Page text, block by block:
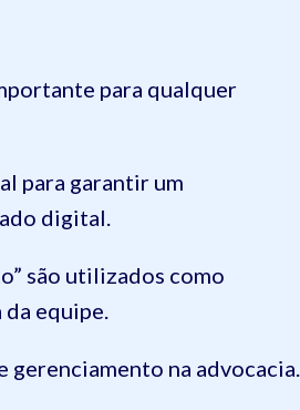
para qualquer
para garantir um
digital.
são utilizados como
equipe.
gerenciamento na advocacia.